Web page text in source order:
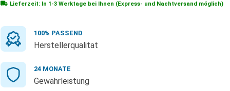
Lieferzeit: In 1-3 Werktage bei Ihnen (Express- und Nachtversand möglich)
100% PASSEND
Herstellerqualitat
24 MONATE
Gewährleistung